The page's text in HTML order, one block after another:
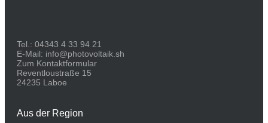
Tel.: 04343 4 33 94 21
E-Mail: info@photovoltaik.sh
Zum Kontaktformular
Reventloustraße 15
24235 Laboe
Aus der Region